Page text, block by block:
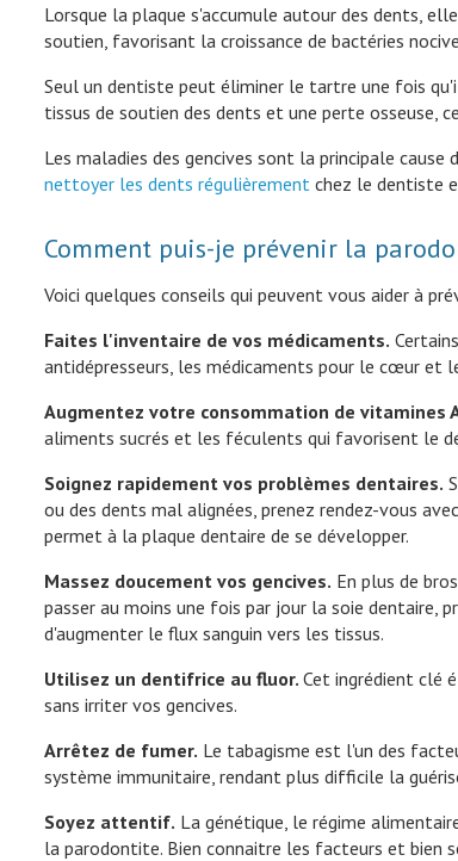
Lorsque la plaque s'accumule autour des dents,
soutien, favorisant la croissance de bactéries
Seul un dentiste peut éliminer le tartre une fois
tissus de soutien des dents et une perte osseuse,
Les maladies des gencives sont la principale
nettoyer les dents régulièrement chez le dentiste
Comment puis-je prévenir la
Voici quelques conseils qui peuvent vous aider à
Faites l'inventaire de vos médicaments.
antidépresseurs, les médicaments pour le cœur et
Augmentez votre consommation de vitamines
aliments sucrés et les féculents qui favorisent le
Soignez rapidement vos problèmes dentaires.
ou des dents mal alignées, prenez rendez-vous
permet à la plaque dentaire de se développer.
Massez doucement vos gencives. En plus de
passer au moins une fois par jour la soie dentaire,
d'augmenter le flux sanguin vers les tissus.
Utilisez un dentifrice au fluor. Cet ingrédient clé
sans irriter vos gencives.
Arrêtez de fumer. Le tabagisme est l'un des
système immunitaire, rendant plus difficile la
Soyez attentif. La génétique, le régime
la parodontite. Bien connaitre les facteurs et bien